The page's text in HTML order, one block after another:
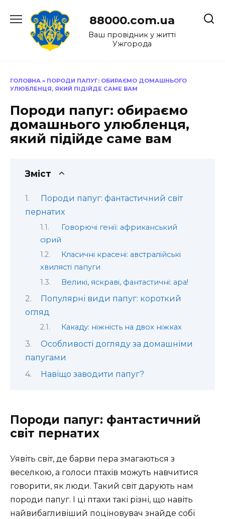
до
88000.com.ua
Ваш провідник у житті
Ужгорода
ГОЛОВНА » ПОРОДИ ПАПУГ: ОБИРАЄМО ДОМАШНЬОГО
УЛЮБЛЕНЦЯ, ЯКИЙ ПІДІЙДЕ САМЕ ВАМ
Породи папуг: обираємо
домашнього улюбленця,
який підійде саме вам
Зміст
Породи папуг: фантастичний світ
пернатих
Говорючі генії: африканський
сірий
Класичні красені: австралійські
хвилясті папуги
Великі, яскраві, фантастичні: ара!
Популярні види папуг: короткий
огляд
Какаду: ніжність на двох ніжках
Особливості догляду за домашніми
папугами
Навіщо заводити папуг?
Породи папуг: фантастичний
світ пернатих
Уявіть світ, де барви пера змагаються з
веселкою, а голоси птахів можуть навчитися
говорити, як люди. Такий світ дарують нам
породи папуг. І ці птахи такі різні, що навіть
найвибагливіший поціновувач знайде собі